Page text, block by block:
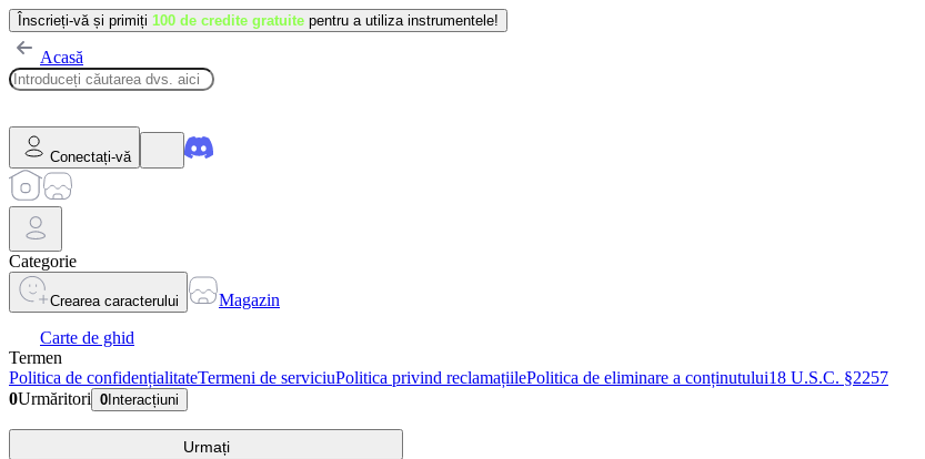
Înscrieți-vă și primiți 100 de credite gratuite pentru a utiliza instrumentele!
Acasă
Conectați-vă
Categorie
Crearea caracterului
Magazin
Carte de ghid
Termen
Politica de confidențialitateTermeni de serviciuPolitica privind reclamațiilePolitica de eliminare a conținutului18 U.S.C. §2257
0Urmăritori 0 Interacțiuni
Urmați